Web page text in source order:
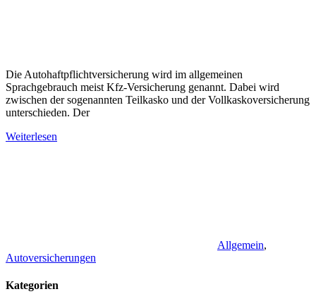
Die Autohaftpflichtversicherung wird im allgemeinen
Sprachgebrauch meist Kfz-Versicherung genannt. Dabei wird
zwischen der sogenannten Teilkasko und der Vollkaskoversicherung
unterschieden. Der
Weiterlesen
Allgemein,
Autoversicherungen
Kategorien